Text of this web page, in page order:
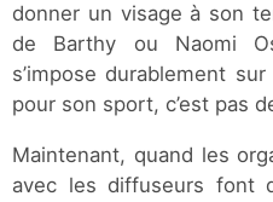
donner un visage à son
de Barthy ou Naomi
s’impose durablement
pour son sport, c’est pas
Maintenant, quand les
avec les diffuseurs font